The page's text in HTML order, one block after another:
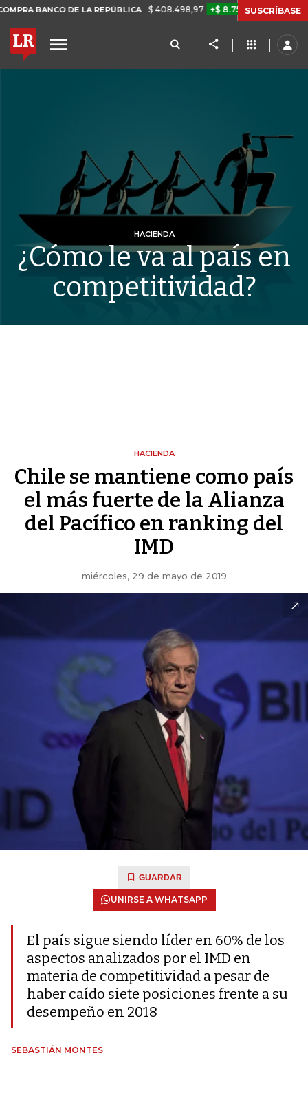
DE LA REPÚBLICA $ 408.498,97 +$ 8.753,81 +2,19% TASA DE
SUSCRÍBASE
HACIENDA
¿Cómo le va al país en
competitividad?
HACIENDA
Chile se mantiene como país
el más fuerte de la Alianza
del Pacífico en ranking del
IMD
miércoles, 29 de mayo de 2019
GUARDAR
UNIRSE A WHATSAPP
El país sigue siendo líder en 60% de los
aspectos analizados por el IMD en
materia de competitividad a pesar de
haber caído siete posiciones frente a su
desempeño en 2018
SEBASTIÁN MONTES